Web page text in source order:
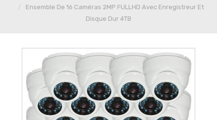
Ensemble De 16 Caméras 2MP FULLHD Avec Enregistreur Et
Disque Dur 4TB